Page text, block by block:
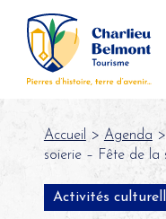
Accueil > Agenda
soierie – Fête de la
Activités
Panneau de gestion